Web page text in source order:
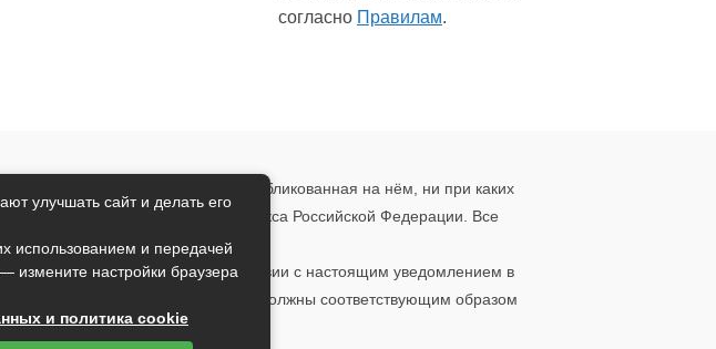
согласно Правилам.
и никакая информация, опубликованная на нём, ни при каких
2 статьи 437 Гражданского кодекса Российской Федерации. Все
предварительного уведомления.
файлов cookie в соответствии с настоящим уведомлением в
данный тип файлов, то вы должны соответствующим образом
или не использовать сайт.
улучшать сайт и делать его
использованием и передачей
измените настройки браузера
и политика cookie